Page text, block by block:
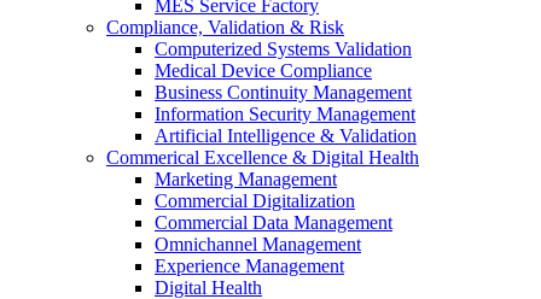
MES Service Factory
Compliance, Validation & Risk
Computerized Systems Validation
Medical Device Compliance
Business Continuity Management
Information Security Management
Artificial Intelligence & Validation
Commerical Excellence & Digital Health
Marketing Management
Commercial Digitalization
Commercial Data Management
Omnichannel Management
Experience Management
Digital Health